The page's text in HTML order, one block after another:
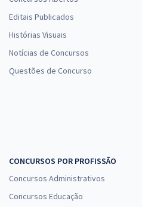
Editais Publicados
Histórias Visuais
Notícias de Concursos
Questões de Concurso
CONCURSOS POR PROFISSÃO
Concursos Administrativos
Concursos Educação